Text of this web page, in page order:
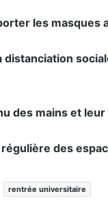
les masques
distanciation
des mains et
des
rentrée universitaire